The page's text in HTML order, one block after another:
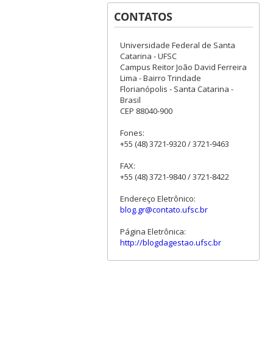
CONTATOS
Universidade Federal de Santa
Catarina - UFSC
Campus Reitor João David Ferreira
Lima - Bairro Trindade
Florianópolis - Santa Catarina -
Brasil
CEP 88040-900
Fones:
+55 (48) 3721-9320 / 3721-9463
FAX:
+55 (48) 3721-9840 / 3721-8422
Endereço Eletrônico:
blog.gr@contato.ufsc.br
Página Eletrônica:
http://blogdagestao.ufsc.br